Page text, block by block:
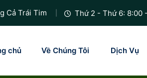
Cả Trái Tim Thứ 2 - Thứ 6: 8:00
chủ Về Chúng Tôi Dịch Vụ